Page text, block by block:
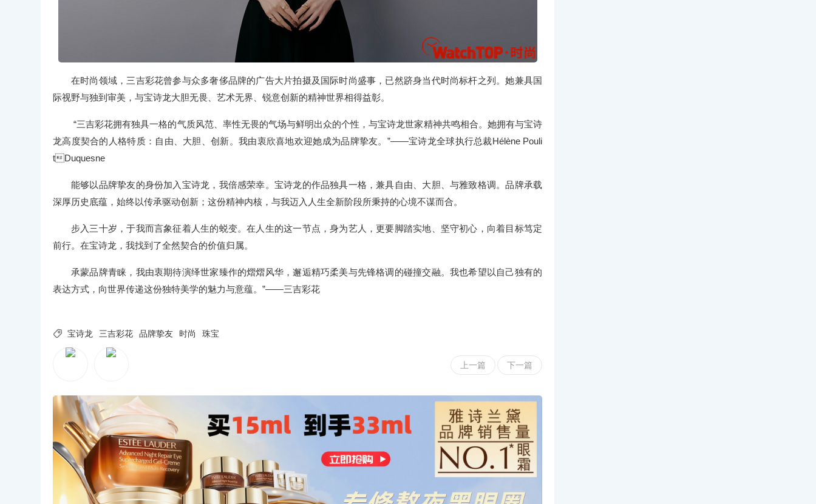
在时尚领域，三吉彩花曾参与众多奢侈品牌的广告大片拍摄及国际时尚盛事，已然跻身当代时尚标杆之列。她兼具国
际视野与独到审美，与宝诗龙大胆无畏、艺术无界、锐意创新的精神世界相得益彰。
“三吉彩花拥有独具一格的气质风范、率性无畏的气场与鲜明出众的个性，与宝诗龙世家精神共鸣相合。她拥有与宝诗
龙高度契合的人格特质：自由、大胆、创新。我由衷欣喜地欢迎她成为品牌挚友。”——宝诗龙全球执行总裁Hélène Pouli
tDuquesne
能够以品牌挚友的身份加入宝诗龙，我倍感荣幸。宝诗龙的作品独具一格，兼具自由、大胆、与雅致格调。品牌承载
深厚历史底蕴，始终以传承驱动创新；这份精神内核，与我迈入人生全新阶段所秉持的心境不谋而合。
步入三十岁，于我而言象征着人生的蜕变。在人生的这一节点，身为艺人，更要脚踏实地、坚守初心，向着目标笃定
前行。在宝诗龙，我找到了全然契合的价值归属。
承蒙品牌青睐，我由衷期待演绎世家臻作的熠熠风华，邂逅精巧柔美与先锋格调的碰撞交融。我也希望以自己独有的
表达方式，向世界传递这份独特美学的魅力与意蕴。”——三吉彩花
 宝诗龙 三吉彩花 品牌挚友 时尚 珠宝
上一篇 下一篇